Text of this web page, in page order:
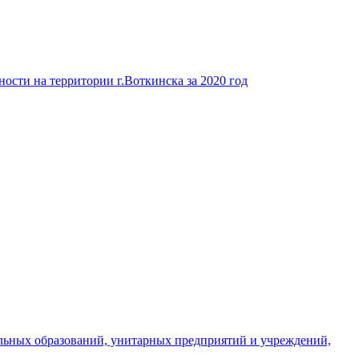
на территории г.Воткинска за 2020 год
образований, унитарных предприятий и учреждений,